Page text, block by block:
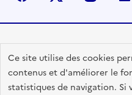
Ce site utilise des cookies
contenus et d'améliorer le
statistiques de navigation. Si
Lettres d'information
Espace Presse